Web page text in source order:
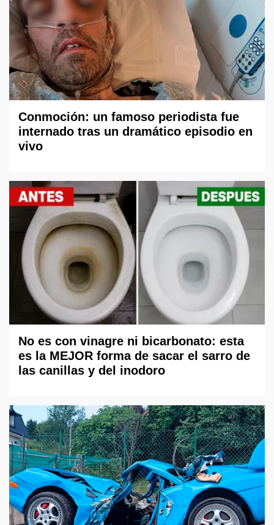
Conmoción: un famoso periodista fue
internado tras un dramático episodio en
vivo
No es con vinagre ni bicarbonato: esta
es la MEJOR forma de sacar el sarro de
las canillas y del inodoro